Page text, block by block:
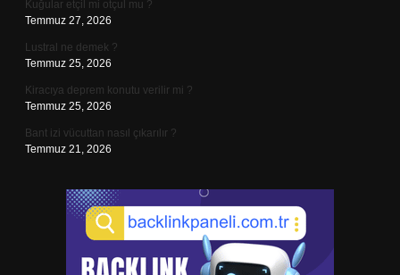
Kuğular etçil mi otçul mu ?
Temmuz 27, 2026
Lustral ne demek ?
Temmuz 25, 2026
Kiracıya deprem konutu verilir mi ?
Temmuz 25, 2026
Bant izi vücuttan nasıl çıkarılır ?
Temmuz 21, 2026